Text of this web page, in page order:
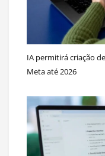
IA permitirá criação
Meta até 2026